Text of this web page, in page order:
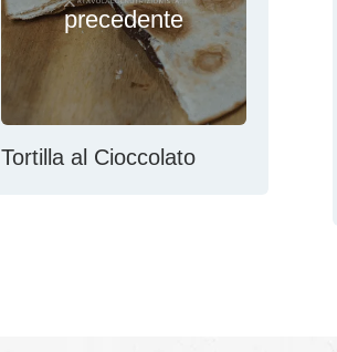
precedente
Tortilla al Cioccolato